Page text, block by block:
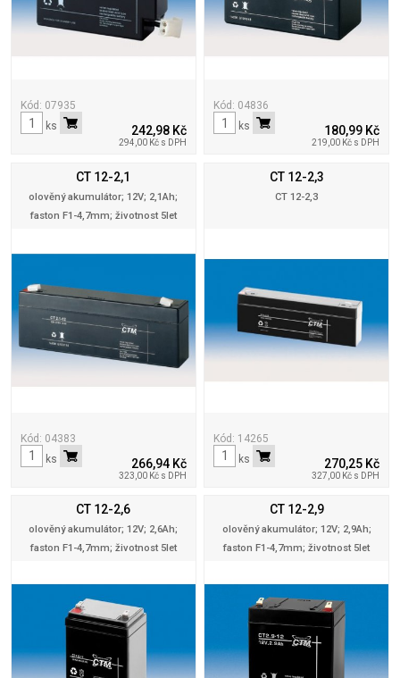
Kód: 07935
242,98 Kč
294,00 Kč s DPH
ks
Kód: 04836
180,99 Kč
219,00 Kč s DPH
ks
CT 12-2,1
olověný akumulátor; 12V; 2,1Ah;
faston F1-4,7mm; životnost 5let
Kód: 04383
266,94 Kč
323,00 Kč s DPH
ks
CT 12-2,3
CT 12-2,3
Kód: 14265
270,25 Kč
327,00 Kč s DPH
ks
CT 12-2,6
olověný akumulátor; 12V; 2,6Ah;
faston F1-4,7mm; životnost 5let
CT 12-2,9
olověný akumulátor; 12V; 2,9Ah;
faston F1-4,7mm; životnost 5let